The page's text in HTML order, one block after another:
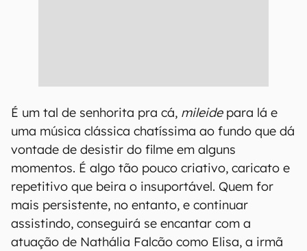
É um tal de senhorita pra cá, mileidepara lá e
uma música clássica chatíssima ao fundo que dá
vontade de desistir do filme em alguns
momentos. É algo tão pouco criativo, caricato e
repetitivo que beira o insuportável. Quem for
mais persistente, no entanto, e continuar
assistindo, conseguirá se encantar com a
atuação de Nathália Falcão como Elisa, a irmã